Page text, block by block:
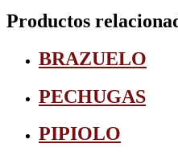
Productos
BRAZUELO
PECHUGAS
PIPIOLO